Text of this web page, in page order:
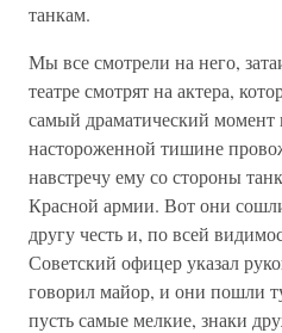
танкам.
Мы все смотрели на него,
театре смотрят на актера,
самый драматический
настороженной тишине
навстречу ему со стороны
Красной армии. Вот они
другу честь и, по всей
Советский офицер указал
говорил майор, и они пошли
пусть самые мелкие, знаки